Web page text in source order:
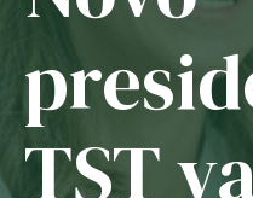
Jurídico
Convênios
TST